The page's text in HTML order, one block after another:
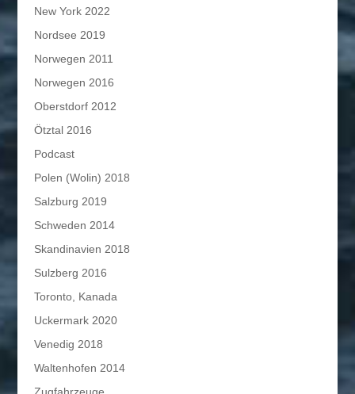
New York 2022
Nordsee 2019
Norwegen 2011
Norwegen 2016
Oberstdorf 2012
Ötztal 2016
Podcast
Polen (Wolin) 2018
Salzburg 2019
Schweden 2014
Skandinavien 2018
Sulzberg 2016
Toronto, Kanada
Uckermark 2020
Venedig 2018
Waltenhofen 2014
Zugfahrzeuge